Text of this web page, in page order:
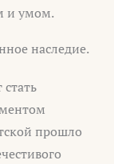
и умом.
наследие.
прошло